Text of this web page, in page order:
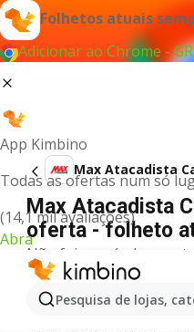
Folhetos atuais
Adicionar ao Chrome -
App Kimbino
Todas as ofertas num só
(14,1 mil avaliações)
Abra
Pesquisa de lojas,
Max Atacadista
Max Atacadista
oferta - folheto
Não foi possível
para este termo.
Mais produtos